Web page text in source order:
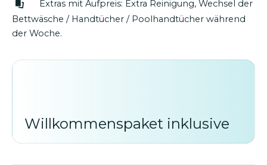
Restaurants und zum nächsten Strand kann man
zu Fuss erreichen.
Buchungen von weniger als einer Woche wird ein
fallen zusätzliche Kosten in Höhe von 2,20 € pro
Person und Tag an.
Extras mit Aufpreis: Extra Reinigung, Wechsel der
Bettwäsche / Handtücher / Poolhandtücher während
der Woche.
Willkommenspaket inklusive